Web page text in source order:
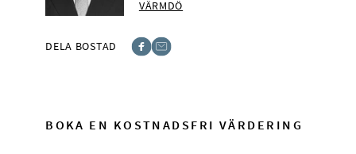
VÄRMDÖ
DELA BOSTAD
BOKA EN KOSTNADSFRI VÄRDERING